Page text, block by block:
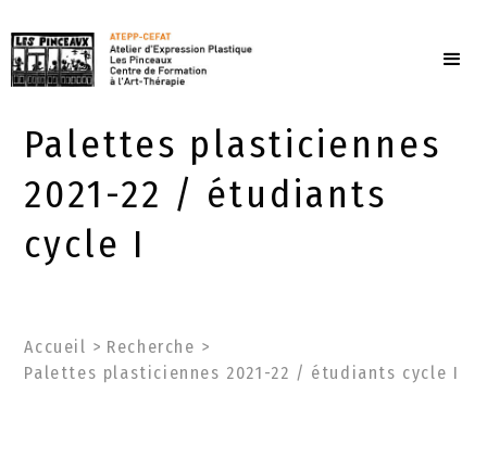
Palettes plasticiennes
2021-22 / étudiants
cycle I
Accueil > Recherche >
Palettes plasticiennes 2021-22 / étudiants cycle I